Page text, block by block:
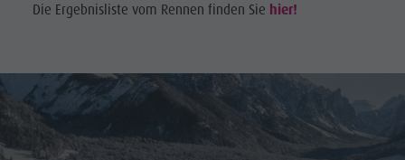
Die Ergebnisliste vom Rennen finden Sie hier!